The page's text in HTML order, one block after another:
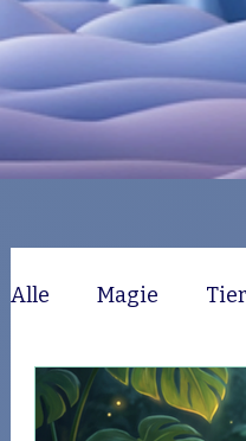
Alle Magie
Lustig